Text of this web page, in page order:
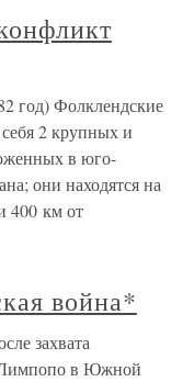
год) Фолклендские
2 крупных и
в юго-
они находятся на
400 км от
война*
захвата
Лимпопо в Южной